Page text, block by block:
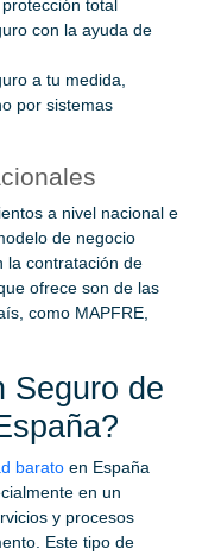
total
con la ayuda de
a tu medida,
por sistemas
a nivel nacional e
de negocio
la contratación de
ofrece son de las
como MAPFRE,
Seguro de
barato en España
en un
y procesos
Este tipo de